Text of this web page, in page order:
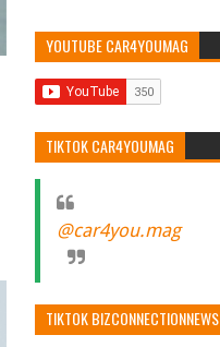
YOUTUBE CAR4YOUMAG
TIKTOK CAR4YOUMAG
@car4you.mag
TIKTOK BIZCONNECTIONNEWS